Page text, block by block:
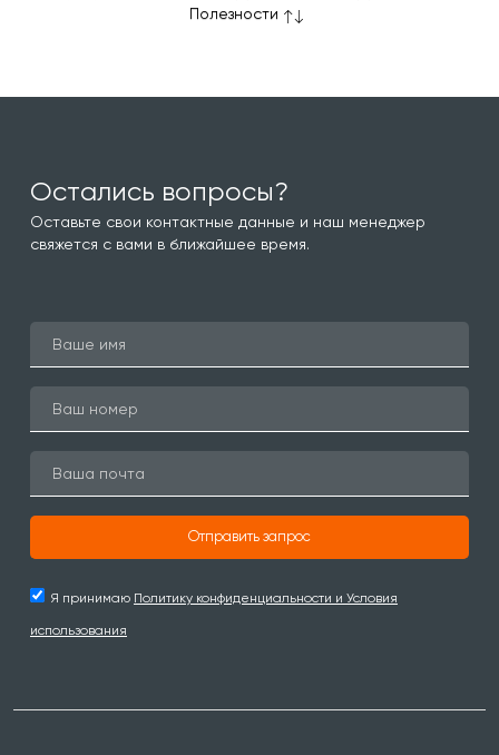
Полезности
Остались вопросы?
Оставьте свои контактные данные и наш менеджер
свяжется с вами в ближайшее время.
Отправить запрос
Я принимаю Политику конфиденциальности и Условия
использования